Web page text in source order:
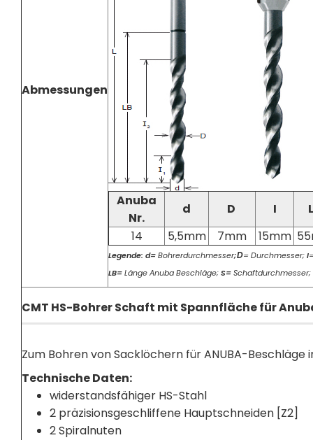
Abmessungen
Anuba
Nr.
d D I
14
5,5mm 7mm 15mm
Legende: d=Bohrerdurchmesser;D= Durchmesser;I
LB=Länge Anuba Beschläge;S=Schaftdurchmesser;
CMT HS-Bohrer Schaft mit Spannfläche für
Zum Bohren von Sacklöchern für ANUBA-Beschläge
Technische Daten:
widerstandsfähiger HS-Stahl
2 präzisionsgeschliffene Hauptschneiden [Z2]
2 Spiralnuten